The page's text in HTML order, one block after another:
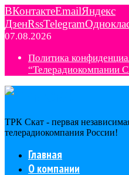
ВКонтактеEmailЯндекс
ДзенRssTelegram
07.08.2026
Политика
“Телерадиокомпании
ТРК Скат - первая
телерадиокомпания Роcсии!
Главная
О компании